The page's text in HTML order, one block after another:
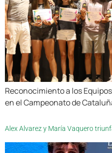
Reconocimiento a los
en el Campeonato de
Alex Alvarez y María Vaquero